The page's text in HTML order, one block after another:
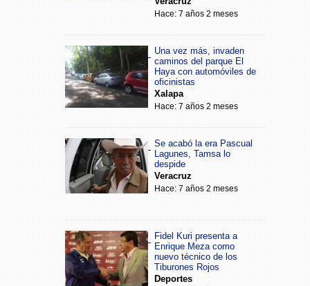
Hace: 7 años 2 meses
Una vez más, invaden
caminos del parque El
Haya con automóviles de
oficinistas
Xalapa
Hace: 7 años 2 meses
Se acabó la era Pascual
Lagunes, Tamsa lo
despide
Veracruz
Hace: 7 años 2 meses
Fidel Kuri presenta a
Enrique Meza como
nuevo técnico de los
Tiburones Rojos
Deportes